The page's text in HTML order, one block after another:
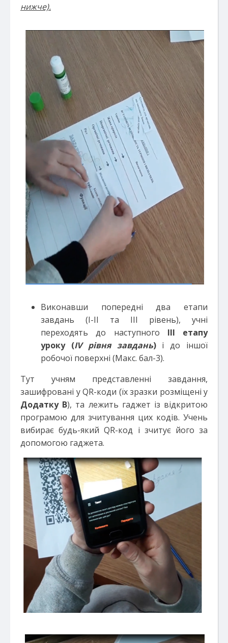
нижче).
Виконавши попередні два етапи
завдань (І-ІІ та ІІІ рівень), учні
переходять до наступного ІІІ етапу
уроку (ІVрівня завдань) і до іншої
робочої поверхні (Макс. бал-3).
Тут учням представленні завдання,
зашифровані у QR-коди (їх зразки розміщені у
Додатку В), та лежить гаджет із відкритою
програмою для зчитування цих кодів. Учень
вибирає будь-який QR-код і зчитує його за
допомогою гаджета.